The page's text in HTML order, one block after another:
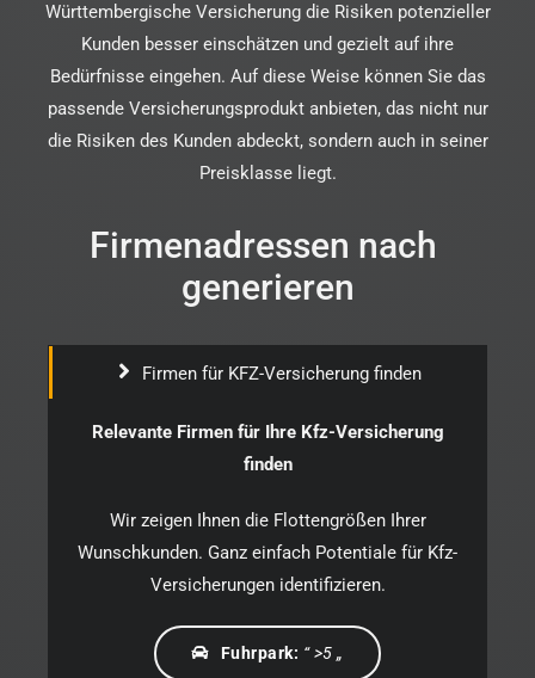
Württembergische Versicherung die Risiken potenzieller
Kunden besser einschätzen und gezielt auf ihre
Bedürfnisse eingehen. Auf diese Weise können Sie das
passende Versicherungsprodukt anbieten, das nicht nur
die Risiken des Kunden abdeckt, sondern auch in seiner
Preisklasse liegt.
Firmenadressen nach
generieren
Firmen für KFZ-Versicherung finden
Relevante Firmen für Ihre Kfz-Versicherung
finden
Wir zeigen Ihnen die Flottengrößen Ihrer
Wunschkunden. Ganz einfach Potentiale für Kfz-
Versicherungen identifizieren.
Fuhrpark: “ >5 „